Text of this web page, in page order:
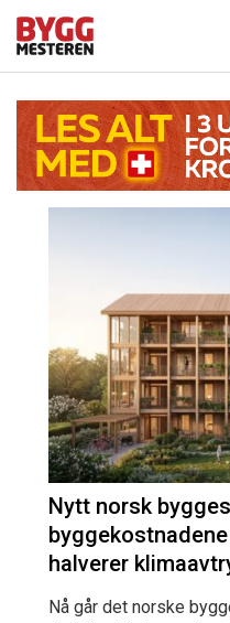
Nytt norsk
halverer
Nå går det norske